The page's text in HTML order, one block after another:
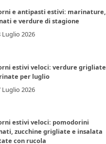
e antipasti estivi: marinature,
e verdure di stagione
Luglio 2026
estivi veloci: verdure grigliate
per luglio
Luglio 2026
estivi veloci: pomodorini
zucchine grigliate e insalata
con rucola